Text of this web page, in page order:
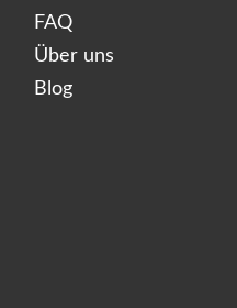
FAQ
Über uns
Blog